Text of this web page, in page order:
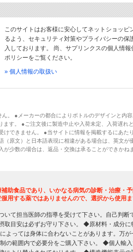
このサイトはお客様に安心してネットショッピ
るよう、セキュリティ対策やプライバシーの保
入しております。 尚、サプリンクスの個人情
ポリシーをご覧ください。
» 個人情報の取扱い
。 ●メーカーの都合によりボトルのデザインと内
す。 ●ご注文後に製造中止や入荷未定、入荷遅れ
できません。 ●当サイトに情報を掲載するにあた
原文）と日本語表現に相違がある場合は、英文が
少数の場合は、返品・交換は承ることができかね
助食品であり、いかなる病気の診断・治療・
用する薬ではありませんので、選択から使用
て担当医師の指導を受けて下さい。自己判
目安は必ずお守り下さい。 ◆原材料・成分
っては身体に合わないことがあります。万
範囲内で必要分をご購入下さい。 ◆個人輸